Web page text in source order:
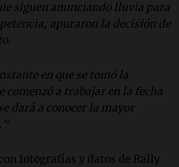
siguen anunciando lluvia para
apuraron la decisión de
en que se tomó la
comenzó a trabajar en la fecha
dará a conocer la mayor
fotografías y datos de Rally